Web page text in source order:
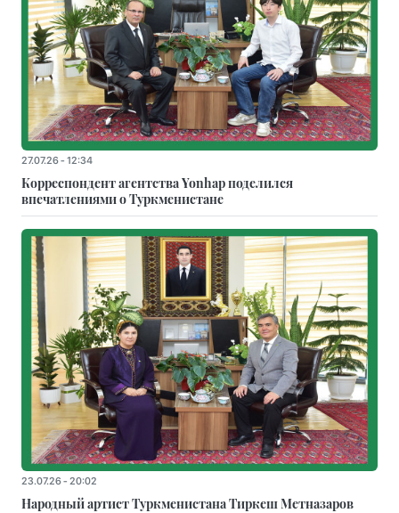
27.07.26 - 12:34
Корреспондент агентства Yonhap поделился
впечатлениями о Туркменистане
23.07.26 - 20:02
Народный артист Туркменистана Тиркеш Мeтназаров